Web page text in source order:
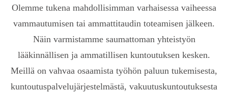
Olemme tukena mahdollisimman varhaisessa vaiheessa
vammautumisen tai ammattitaudin toteamisen jälkeen.
Näin varmistamme saumattoman yhteistyön
lääkinnällisen ja ammatillisen kuntoutuksen kesken.
Meillä on vahvaa osaamista työhön paluun tukemisesta,
kuntoutuspalvelujärjestelmästä, vakuutuskuntoutuksesta